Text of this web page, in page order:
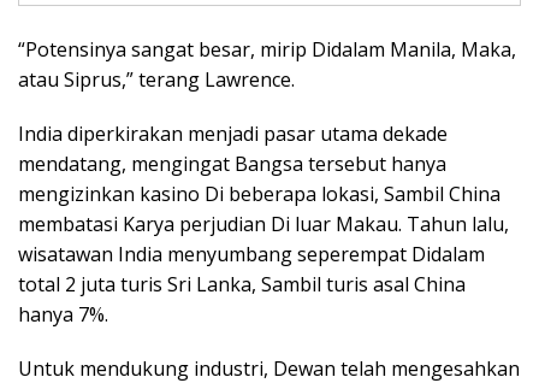
“Potensinya sangat besar, mirip Didalam Manila, Maka,
atau Siprus,” terang Lawrence.
India diperkirakan menjadi pasar utama dekade
mendatang, mengingat Bangsa tersebut hanya
mengizinkan kasino Di beberapa lokasi, Sambil China
membatasi Karya perjudian Di luar Makau. Tahun lalu,
wisatawan India menyumbang seperempat Didalam
total 2 juta turis Sri Lanka, Sambil turis asal China
hanya 7%.
Untuk mendukung industri, Dewan telah mengesahkan